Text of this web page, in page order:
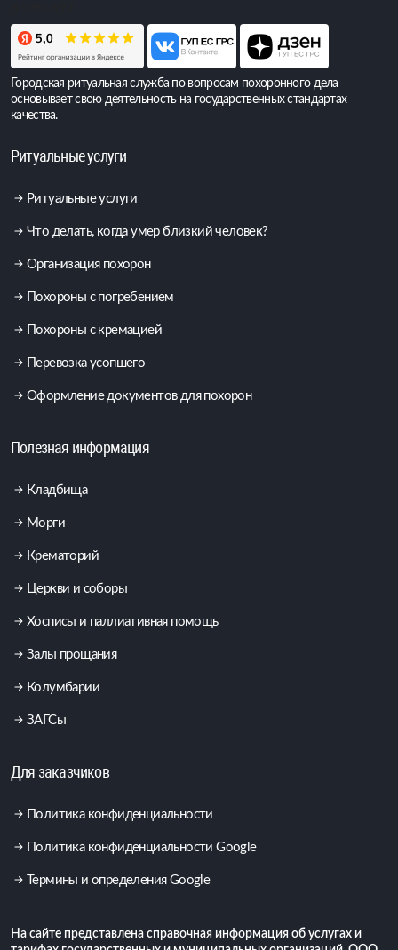
Городская ритуальная служба по вопросам похоронного дела
основывает свою деятельность на государственных стандартах
качества.
Ритуальные услуги
Ритуальные услуги
Что делать, когда умер близкий человек?
Организация похорон
Похороны с погребением
Похороны с кремацией
Перевозка усопшего
Оформление документов для похорон
Полезная информация
Кладбища
Морги
Крематорий
Церкви и соборы
Хосписы и паллиативная помощь
Залы прощания
Колумбарии
ЗАГСы
Для заказчиков
Политика конфиденциальности
Политика конфиденциальности Google
Термины и определения Google
На сайте представлена справочная информация об услугах и